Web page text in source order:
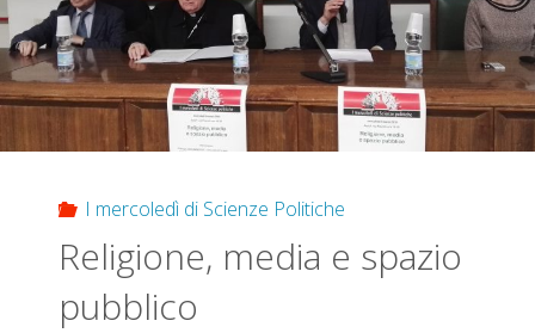
I mercoledì di Scienze Politiche
Religione, media e spazio
pubblico